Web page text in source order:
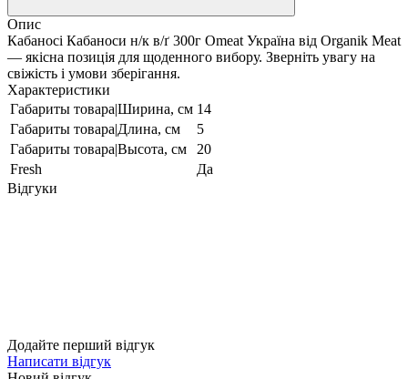
Опис
Кабаносі Кабаноси н/к в/ґ 300г Omeat Україна від Organik Meat
— якісна позиція для щоденного вибору. Зверніть увагу на
свіжість і умови зберігання.
Характеристики
Габариты товара|Ширина, см 14
Габариты товара|Длина, см
5
Габариты товара|Высота, см
20
Fresh
Да
Відгуки
Додайте перший відгук
Написати відгук